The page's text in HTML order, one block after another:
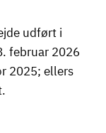
udført i
februar 2026
2025; ellers